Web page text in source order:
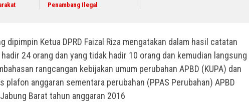
Penambang Ilegal
dipimpin Ketua DPRD Faizal Riza mengatakan dalam hasil catatan
hadir 24 orang dan yang tidak hadir 10 orang dan kemudian langsung
rangcangan kebijakan umum perubahan APBD (KUPA) dan
plafon anggaran sementara perubahan (PPAS Perubahan) APBD
Barat tahun anggaran 2016